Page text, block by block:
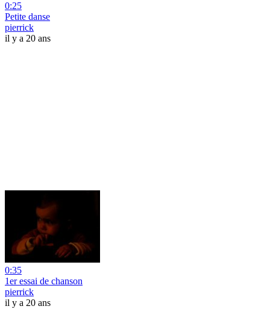
0:25
Petite danse
pierrick
il y a 20 ans
0:35
1er essai de chanson
pierrick
il y a 20 ans